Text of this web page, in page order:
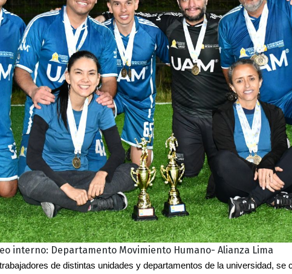
interno: Departamento Movimiento Humano- Alianza Lima
de distintas unidades y departamentos de la universidad, se